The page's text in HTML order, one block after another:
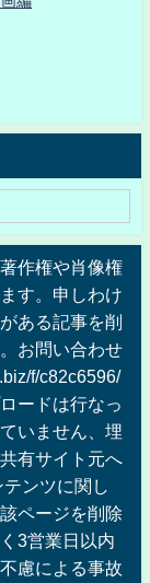
作権や肖像権
す。申しわけ
ある記事を削
お問い合わせ
f/c82c6596/
ードは行なっ
いません、埋
有サイト元へ
ンツに関し
ページを削除
3営業日以内
慮による事故